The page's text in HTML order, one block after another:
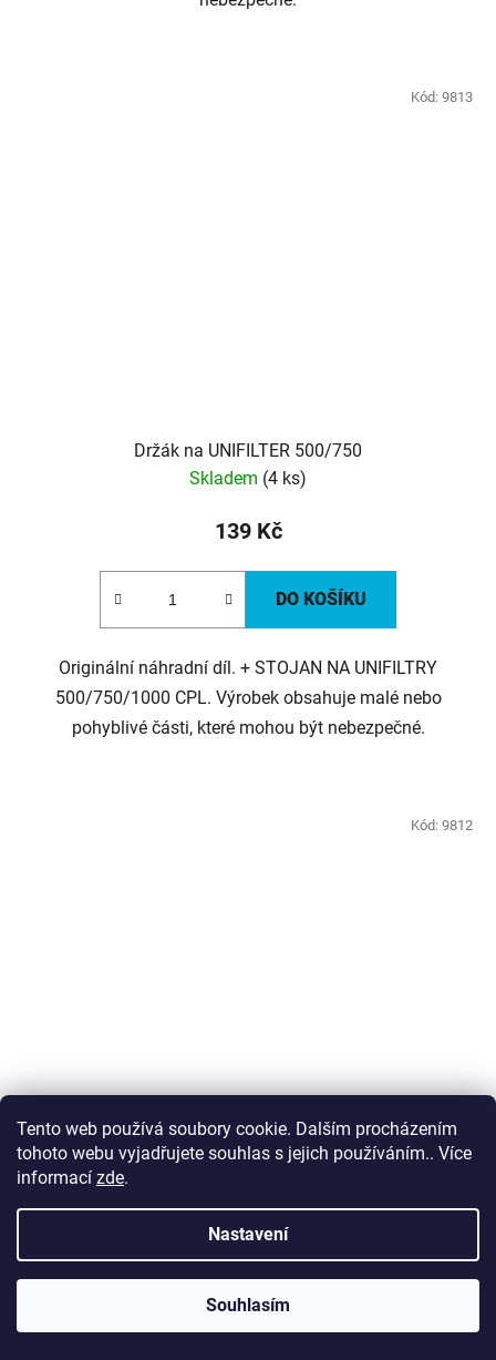
Tento web používá soubory cookie. Dalším procházením
tohoto webu vyjadřujete souhlas s jejich používáním.. Více
informací zde.
Nastavení
Souhlasím
Držák na UNIFILTER 500/750
Skladem (4 ks)
139 Kč
DO KOŠÍKU
Originální náhradní díl. + STOJAN NA UNIFILTRY
500/750/1000 CPL. Výrobek obsahuje malé nebo
pohyblivé části, které mohou být nebezpečné.
Kód: 9813
Skladem(3 ks)
35 Kč
Kód: 9812